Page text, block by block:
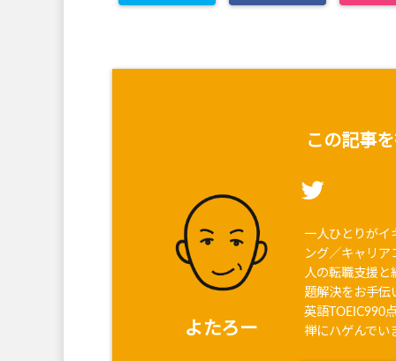
この記事
よたろー
一人ひとりがイ
ング／キャリ
人の転職支援と
題解決をお手伝
英語TOEIC990
禅にハゲんでい